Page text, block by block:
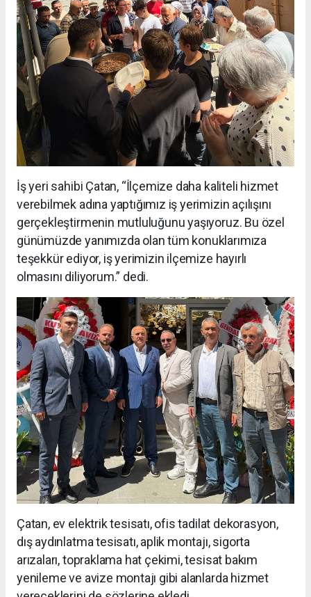
İş yeri sahibi Çatan, “İlçemize daha kaliteli hizmet
verebilmek adına yaptığımız iş yerimizin açılışını
gerçekleştirmenin mutluluğunu yaşıyoruz. Bu özel
günümüzde yanımızda olan tüm konuklarımıza
teşekkür ediyor, iş yerimizin ilçemize hayırlı
olmasını diliyorum.” dedi.
Çatan, ev elektrik tesisatı, ofis tadilat dekorasyon,
dış aydınlatma tesisatı, aplik montajı, sigorta
arızaları, topraklama hat çekimi, tesisat bakım
yenileme ve avize montajı gibi alanlarda hizmet